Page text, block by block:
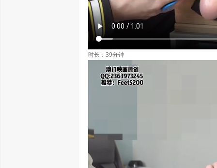
时长：39分钟